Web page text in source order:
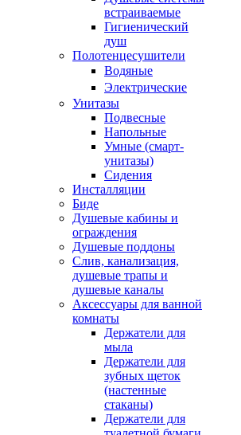
встраиваемые
Гигиенический
душ
Полотенцесушители
ㅤВодяные
ㅤЭлектрические
Унитазы
Подвесные
Напольные
Умные (смарт-
унитазы)
Сидения
Инсталляции
Биде
Душевые кабины и
ограждения
Душевые поддоны
Слив, канализация,
душевые трапы и
душевые каналы
Аксессуары для ванной
комнаты
Держатели для
мыла
Держатели для
зубных щеток
(настенные
стаканы)
Держатели для